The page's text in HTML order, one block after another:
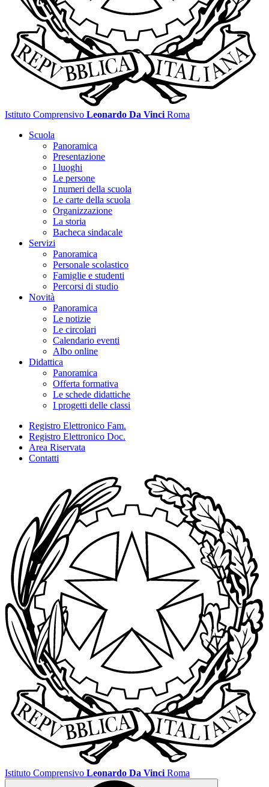
Istituto Comprensivo Leonardo Da Vinci Roma
Scuola
Panoramica
Presentazione
I luoghi
Le persone
I numeri della scuola
Le carte della scuola
Organizzazione
La storia
Bacheca sindacale
Servizi
Panoramica
Personale scolastico
Famiglie e studenti
Percorsi di studio
Novità
Panoramica
Le notizie
Le circolari
Calendario eventi
Albo online
Didattica
Panoramica
Offerta formativa
Le schede didattiche
I progetti delle classi
Registro Elettronico Fam.
Registro Elettronico Doc.
Area Riservata
Contatti
Istituto Comprensivo Leonardo Da Vinci Roma